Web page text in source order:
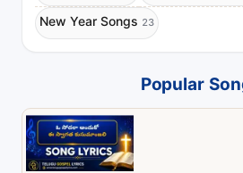
New Year Songs 23
Popular